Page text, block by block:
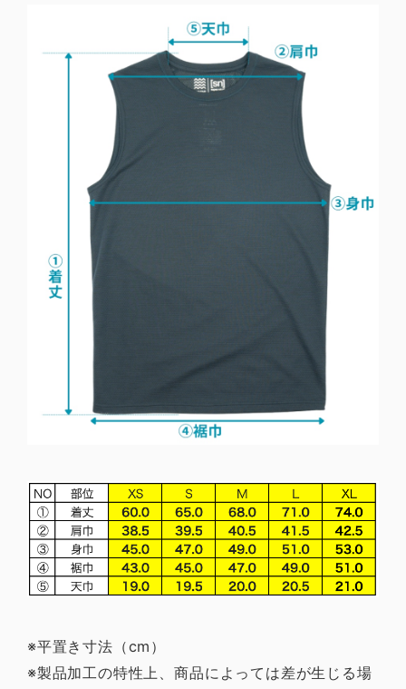
※平置き寸法（cm）
※製品加工の特性上、商品によっては差が生じる場